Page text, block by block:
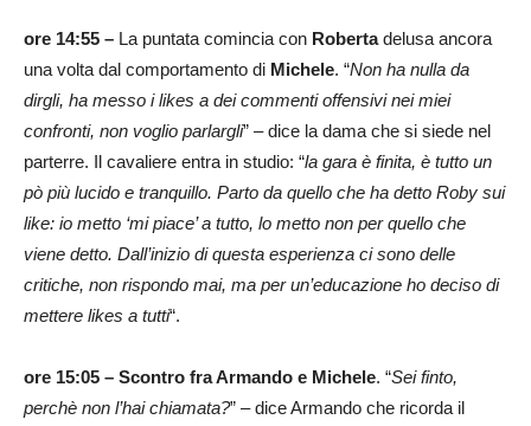
ore 14:55 – La puntata comincia con Robertadelusa ancora
una volta dal comportamento di Michele. “Non ha nulla da
dirgli, ha messo i likes a dei commenti offensivi nei miei
confronti, non voglio parlargli” – dice la dama che si siede nel
parterre. Il cavaliere entra in studio: “la gara è finita, è tutto un
pò più lucido e tranquillo. Parto da quello che ha detto Roby sui
like: io metto ‘mi piace’ a tutto, lo metto non per quello che
viene detto. Dall’inizio di questa esperienza ci sono delle
critiche, non rispondo mai, ma per un’educazione ho deciso di
mettere likes a tutti“.
ore 15:05 – Scontro fra Armando e Michele. “Sei finto,
perchè non l’hai chiamata?” – dice Armando che ricorda il